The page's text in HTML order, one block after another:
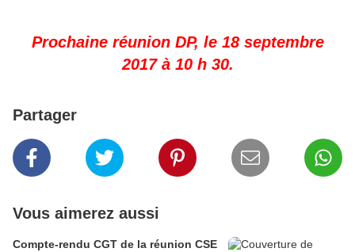
Prochaine réunion DP, le 18 septembre
2017 à 10 h 30.
Partager
Vous aimerez aussi
Compte-rendu CGT de la réunion CSE